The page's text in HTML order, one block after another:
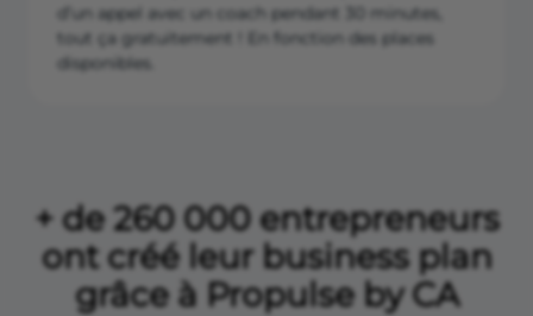
d’un appel avec un coach pendant 30 minutes,
tout ça gratuitement ! En fonction des places
disponibles.
+ de 260 000 entrepreneurs
ont créé leur business plan
grâce à Propulse by CA